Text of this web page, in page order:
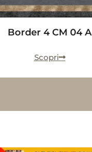
Border 4 CM 04 A
Scopri